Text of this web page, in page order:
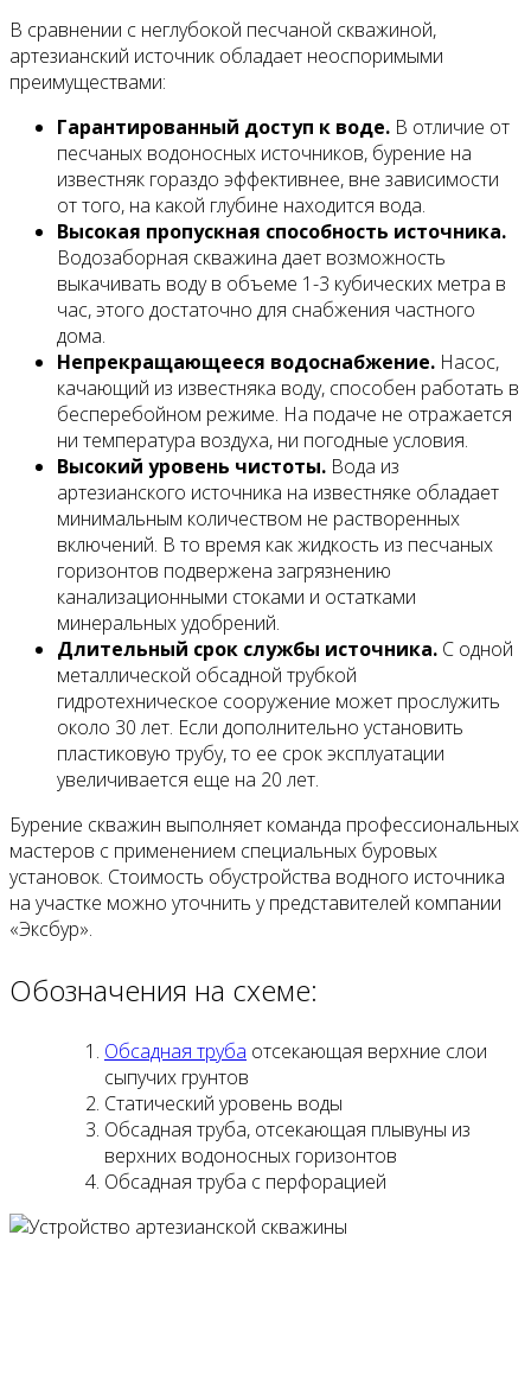
В сравнении с неглубокой песчаной скважиной,
артезианский источник обладает неоспоримыми
преимуществами:
Гарантированный доступ к воде. В отличие от
песчаных водоносных источников, бурение на
известняк гораздо эффективнее, вне зависимости
от того, на какой глубине находится вода.
Высокая пропускная способность источника.
Водозаборная скважина дает возможность
выкачивать воду в объеме 1-3 кубических метра в
час, этого достаточно для снабжения частного
дома.
Непрекращающееся водоснабжение. Насос,
качающий из известняка воду, способен работать в
бесперебойном режиме. На подаче не отражается
ни температура воздуха, ни погодные условия.
Высокий уровень чистоты. Вода из
артезианского источника на известняке обладает
минимальным количеством не растворенных
включений. В то время как жидкость из песчаных
горизонтов подвержена загрязнению
канализационными стоками и остатками
минеральных удобрений.
Длительный срок службы источника. С одной
металлической обсадной трубкой
гидротехническое сооружение может прослужить
около 30 лет. Если дополнительно установить
пластиковую трубу, то ее срок эксплуатации
увеличивается еще на 20 лет.
Бурение скважин выполняет команда профессиональных
мастеров с применением специальных буровых
установок. Стоимость обустройства водного источника
на участке можно уточнить у представителей компании
«Эксбур».
Обозначения на схеме:
Обсадная труба отсекающая верхние слои
сыпучих грунтов
Статический уровень воды
Обсадная труба, отсекающая плывуны из
верхних водоносных горизонтов
Обсадная труба с перфорацией